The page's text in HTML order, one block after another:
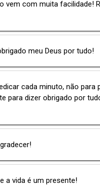
vem com muita facilidade!
meu Deus por tudo!
cada minuto, não para
para dizer obrigado por
a vida é um presente!